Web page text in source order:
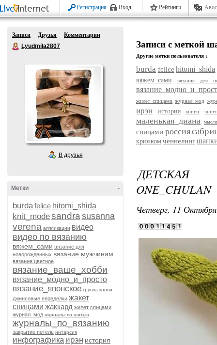
Регистрация Вход Рейтинги
Записи Друзья
Комментарии
Lyudmila2807
В друзья
-
Метки
burdafelice hitomi_shida
knit_modesandra susanna
verena аппликации видео
видео по вязанию
вяжем_сами вязание для
новорожденных вязание мужчинам
вязание цветное
вязание_ваше_хобби
вязание_модно_и_просто
вязание_японское группа крови
джинсовые переделки жакет
спицами жаккард жилет спицами
журнал_мод журналы по шитью
журналы_по_вязанию
закрытие петель интарсия
инфографика ирэн история
Записи с меткой
Другие метки пользователя ↓
burda felice hitomi_shida
вяжем_сами вязание для
жилет спицами журнал_мод
ирэн история книги
маленькая_диана мысли
спицами россия
крючком ченнелинг
ДЕТСКАЯ
ONE_CHULAN
Четверг, 11